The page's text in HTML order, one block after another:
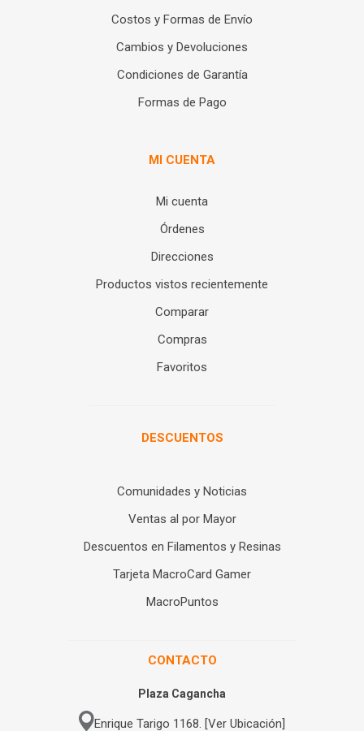
Costos y Formas de Envío
Cambios y Devoluciones
Condiciones de Garantía
Formas de Pago
MI CUENTA
Mi cuenta
Órdenes
Direcciones
Productos vistos recientemente
Comparar
Compras
Favoritos
DESCUENTOS
Comunidades y Noticias
Ventas al por Mayor
Descuentos en Filamentos y Resinas
Tarjeta MacroCard Gamer
MacroPuntos
CONTACTO
Plaza Cagancha
Enrique Tarigo 1168. [Ver Ubicación]